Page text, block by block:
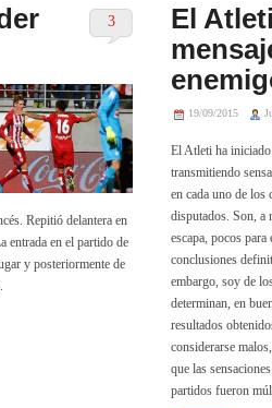
3
Repitió delantera en
entrada en el partido de
y posteriormente de
El
19/09/2015
El Atleti ha
transmitiendo
en cada uno de los
disputados. Son, a
escapa, pocos para
conclusiones
embargo, soy de
determinan, en
resultados
considerarse
que las
partidos fueron